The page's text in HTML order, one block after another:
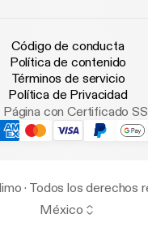
Código de conducta
Política de contenido
Términos de servicio
Política de Privacidad
Página con Certificado
· Todos los derechos
México